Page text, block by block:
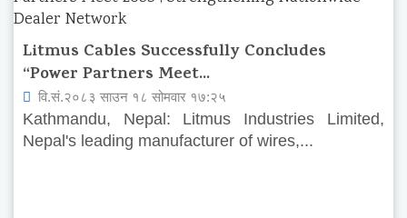
Litmus Cables Successfully Concludes
“Power Partners Meet...
वि.सं.२०८३ साउन १८ सोमवार १७:२५
Kathmandu, Nepal: Litmus Industries Limited,
Nepal's leading manufacturer of wires,...